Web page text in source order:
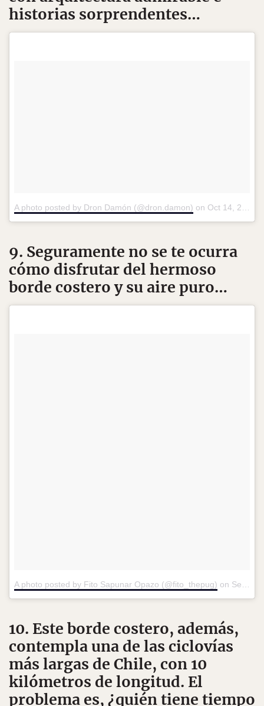
historias sorprendentes…
A photo posted by Dron Damón (@dron.damon) on Oct 14, 2016 at 5:40pm PDT
9. Seguramente no se te ocurra
cómo disfrutar del hermoso
borde costero y su aire puro…
A photo posted by Fito Sapunar Opazo (@fito_thepug) on Sep 20, 2016 at 3:09pm PDT
10. Este borde costero, además,
contempla una de las ciclovías
más largas de Chile, con 10
kilómetros de longitud. El
problema es, ¿quién tiene tiempo